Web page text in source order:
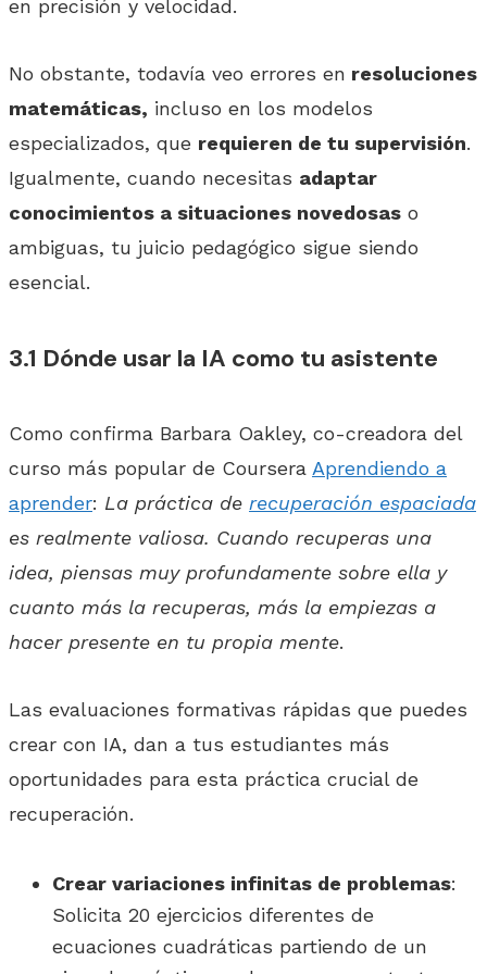
en precisión y velocidad.
No obstante, todavía veo errores en resoluciones
matemáticas, incluso en los modelos
especializados, que requieren de tu supervisión.
Igualmente, cuando necesitas adaptar
conocimientos a situaciones novedosas o
ambiguas, tu juicio pedagógico sigue siendo
esencial.
3.1 Dónde usar la IA como tu asistente
Como confirma Barbara Oakley, co-creadora del
curso más popular de Coursera Aprendiendo a
aprender: La práctica de recuperación espaciada
es realmente valiosa. Cuando recuperas una
idea, piensas muy profundamente sobre ella y
cuanto más la recuperas, más la empiezas a
hacer presente en tu propia mente.
Las evaluaciones formativas rápidas que puedes
crear con IA, dan a tus estudiantes más
oportunidades para esta práctica crucial de
recuperación.
Crear variaciones infinitas de problemas:
Solicita 20 ejercicios diferentes de
ecuaciones cuadráticas partiendo de un